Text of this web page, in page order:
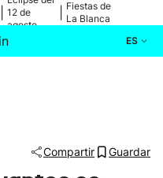
12 de
agosto
Fiestas de
La Blanca
ES
Compartir Guardar